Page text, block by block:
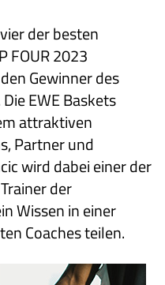
der besten
FOUR 2023
Gewinner des
EWE Baskets
attraktiven
Partner und
wird dabei einer der
der
Wissen in einer
Coaches teilen.